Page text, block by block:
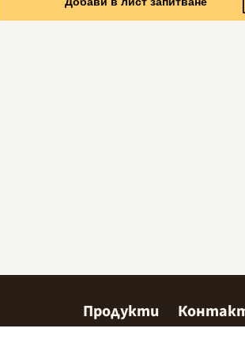
Продукти
СладкарствоКъде да